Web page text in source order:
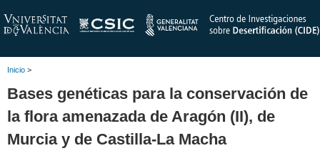
Inicio >
Bases genéticas para la conservación de
la flora amenazada de Aragón (II), de
Murcia y de Castilla-La Macha